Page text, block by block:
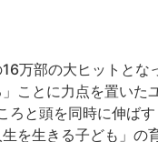
万部の大ヒットと
ことに力点を置い
ろと頭を同時に伸ば
を生きる子ども」の